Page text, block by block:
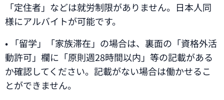
「定住者」などは就労制限がありません。日本人同
様にアルバイトが可能です。
• 「留学」「家族滞在」の場合は、裏面の「資格外活
動許可」欄に「原則週28時間以内」等の記載がある
か確認してください。記載がない場合は働かせるこ
とができません。